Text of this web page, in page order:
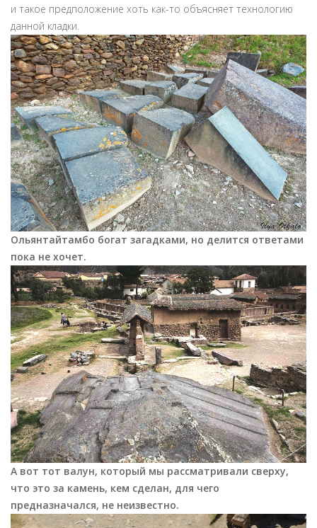
и такое предположение хоть как-то объясняет технологию
данной кладки.
Ольянтайтамбо богат загадками, но делится ответами
пока не хочет.
А вот тот валун, который мы рассматривали сверху,
что это за камень, кем сделан, для чего
предназначался, не неизвестно.